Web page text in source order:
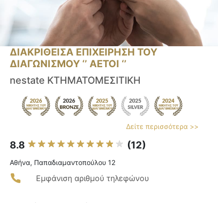
ΔΙΑΚΡΙΘΕΙΣΑ ΕΠΙΧΕΙΡΗΣΗ ΤΟΥ
ΔΙΑΓΩΝΙΣΜΟΥ ‘’ ΑΕΤΟΙ ‘’
nestate ΚΤΗΜΑΤΟΜΕΣΙΤΙΚΗ
Δείτε περισσότερα >>
8.8 (12)
Αθήνα, Παπαδιαμαντοπούλου 12
Εμφάνιση αριθμού τηλεφώνου